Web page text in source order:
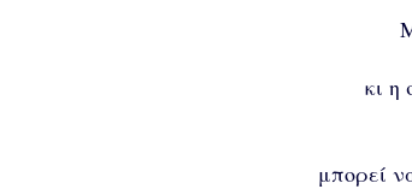
κι η
μπορεί